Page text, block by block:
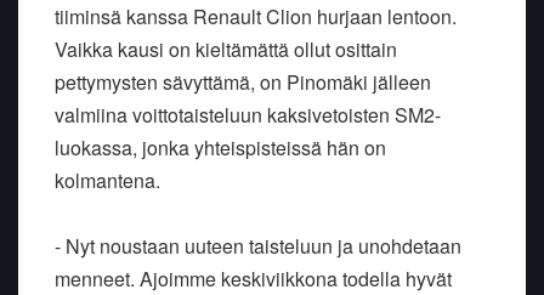
tiiminsä kanssa Renault Clion hurjaan lentoon.
Vaikka kausi on kieltämättä ollut osittain
pettymysten sävyttämä, on Pinomäki jälleen
valmiina voittotaisteluun kaksivetoisten SM2-
luokassa, jonka yhteispisteissä hän on
kolmantena.
- Nyt noustaan uuteen taisteluun ja unohdetaan
menneet. Ajoimme keskiviikkona todella hyvät